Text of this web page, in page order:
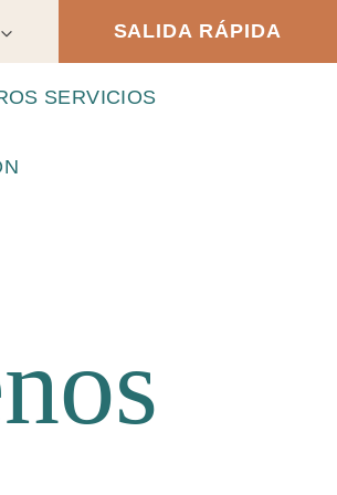
SALIDA RÁPIDA
SERVICIOS